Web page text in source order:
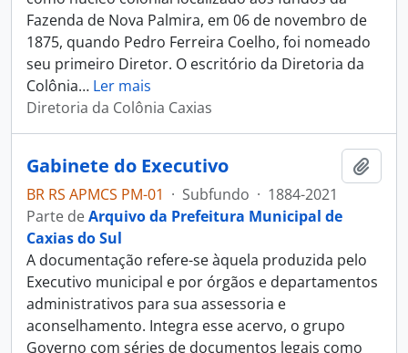
Fazenda de Nova Palmira, em 06 de novembro de
1875, quando Pedro Ferreira Coelho, foi nomeado
seu primeiro Diretor. O escritório da Diretoria da
Colônia… Ler mais
Diretoria da Colônia Caxias
Gabinete do Executivo
BR RS APMCS PM-01 · Subfundo · 1884-2021
Parte deArquivo da Prefeitura Municipal de
Caxias do Sul
A documentação refere-se àquela produzida pelo
Executivo municipal e por órgãos e departamentos
administrativos para sua assessoria e
aconselhamento. Integra esse acervo, o grupo
Governo com séries de documentos legais como